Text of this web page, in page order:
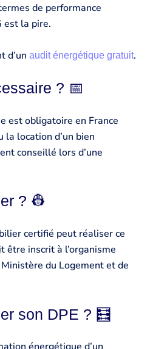
de performance
est la pire.
d’un audit énergétique gratuit.
? 📅
est obligatoire en France
la location d’un bien
conseillé lors d’une
? 👷
certifié peut réaliser ce
être inscrit à l’organisme
du Logement et de
son DPE ? 🧮